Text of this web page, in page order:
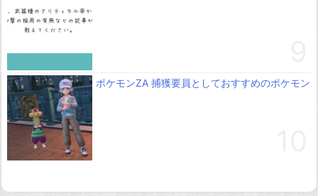
ポケモンZA 捕獲要員としておすすめのポケモン